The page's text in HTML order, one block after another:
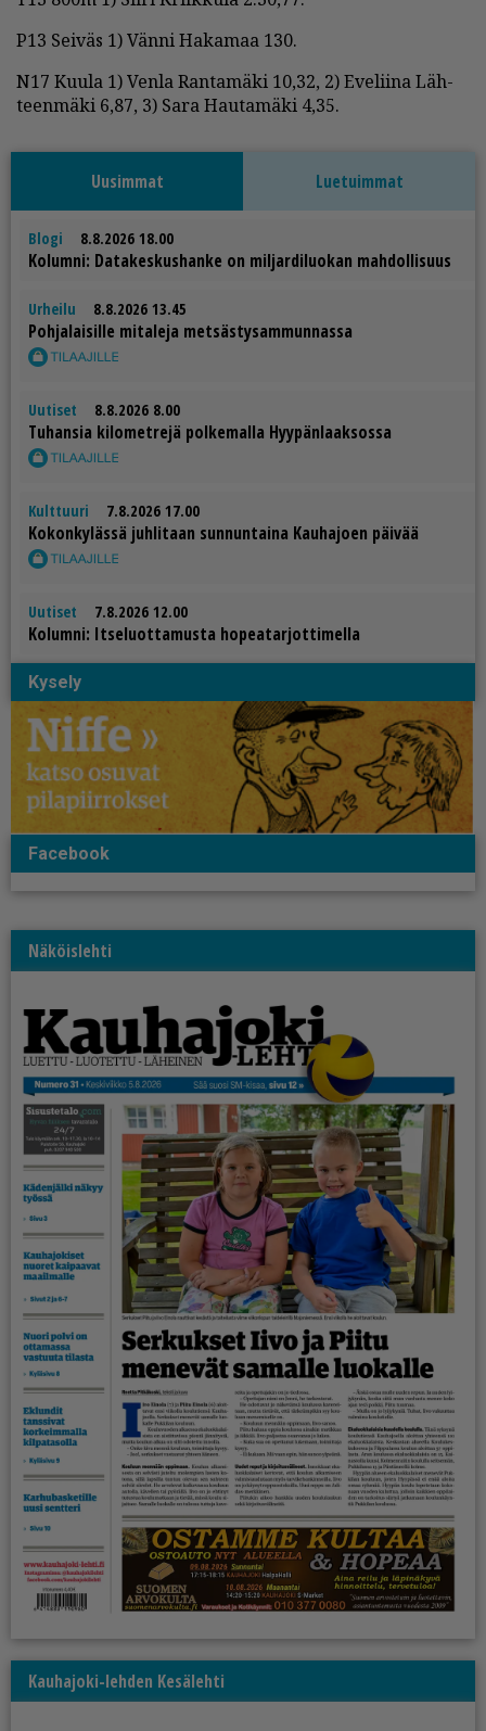
P13 Sei­väs 1) Vän­ni Ha­ka­maa 130.
N17 Kuu­la 1) Ven­la Ran­ta­mä­ki 10,32, 2) Eve­lii­na Läh­
teen­mä­ki 6,87, 3) Sara Hau­ta­mä­ki 4,35.
Uusimmat Luetuimmat
Blogi 8.8.2026 18.00
Ko­lum­ni: Da­ta­kes­kus­han­ke on mil­jar­di­luo­kan mah­dol­li­suus
Urheilu 8.8.2026 13.45
Poh­ja­lai­sil­le mi­ta­le­ja met­säs­ty­sam­mun­nas­sa
Uutiset 8.8.2026 8.00
Tu­han­sia ki­lo­met­re­jä pol­ke­mal­la Hyy­pän­laak­sos­sa
Kulttuuri 7.8.2026 17.00
Ko­kon­ky­läs­sä juh­li­taan sun­nun­tai­na Kau­ha­jo­en päi­vää
Uutiset 7.8.2026 12.00
Ko­lum­ni: It­se­luot­ta­mus­ta ho­pe­a­tar­jot­ti­mel­la
Kysely
Facebook
Näköislehti
Kauhajoki-lehden Kesälehti